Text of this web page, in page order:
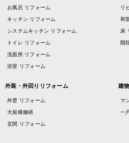
お風呂 リフォーム
キッチン リフォーム
システムキッチン リフォーム
トイレ リフォーム
洗面所 リフォーム
浴室 リフォーム
リ
和
床
階
外装・外回りリフォーム
外壁 リフォーム
大規模修繕
玄関 リフォーム
建
マ
一